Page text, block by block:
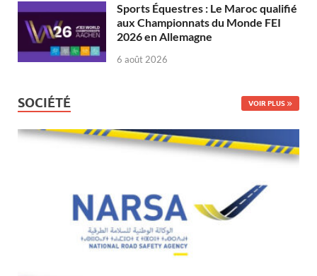
Sports Équestres : Le Maroc qualifié
aux Championnats du Monde FEI
2026 en Allemagne
6 août 2026
SOCIÉTÉ VOIR PLUS